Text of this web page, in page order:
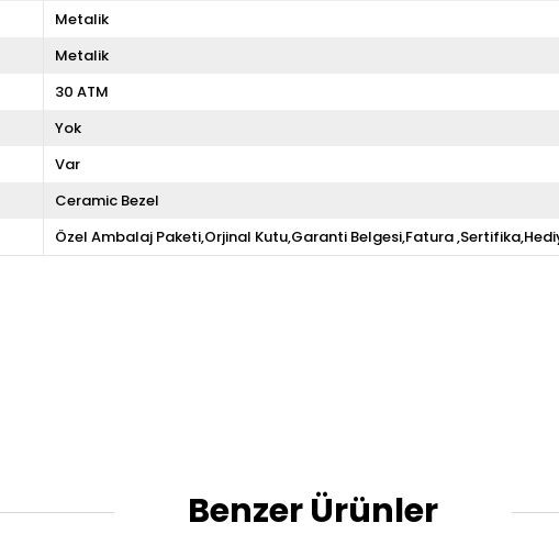
Metalik
Metalik
30 ATM
Yok
Var
Ceramic Bezel
Özel Ambalaj Paketi,Orjinal Kutu,Garanti Belgesi,Fatura
Benzer Ürünler